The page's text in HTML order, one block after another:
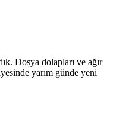
Dosya dolapları ve ağır
yarım günde yeni